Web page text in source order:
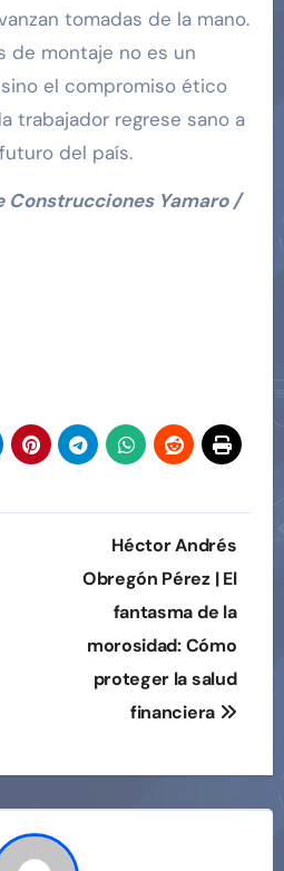
tomadas de la mano.
de montaje no es un
el compromiso ético
trabajador regrese sano a
del país.
Construcciones Yamaro /
Héctor Andrés
Obregón Pérez | El
fantasma de la
morosidad: Cómo
proteger la salud
financiera